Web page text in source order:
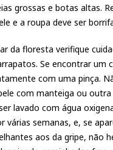
grossas e botas altas.
e a roupa deve ser
da floresta verifique
Se encontrar um
com uma pinça.
com manteiga ou outra
lavado com água
várias semanas, e, se
aos da gripe, não